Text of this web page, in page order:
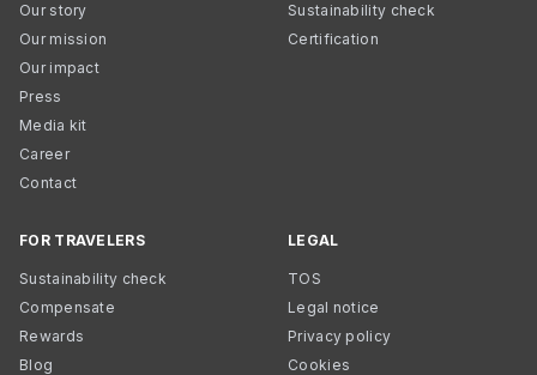
Our story
Our mission
Our impact
Press
Media kit
Career
Contact
Sustainability check
Certification
FOR TRAVELERS
Sustainability check
Compensate
Rewards
Blog
LEGAL
TOS
Legal notice
Privacy policy
Cookies